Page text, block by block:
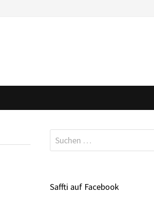
Suchen
nach:
Saffti auf Facebook